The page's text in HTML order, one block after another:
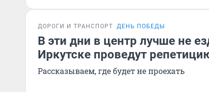
ДОРОГИ И ТРАНСПОРТ ДЕНЬ ПОБЕДЫ
В эти дни в центр лучше не
Иркутске проведут
Рассказываем, где будет не проехать